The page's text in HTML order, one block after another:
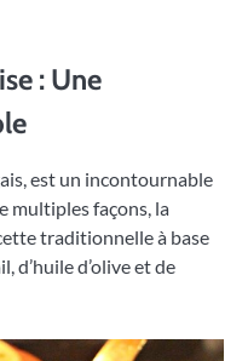
: Une
est un incontournable
multiples façons, la
traditionnelle à base
d’huile d’olive et de